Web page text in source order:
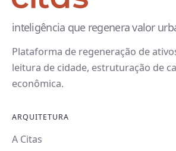
inteligência que regenera valor
Plataforma de regeneração de
leitura de cidade, estruturação de
econômica.
ARQUITETURA
A Citas